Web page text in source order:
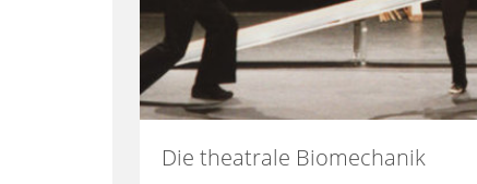
Die theatrale Biomechanik